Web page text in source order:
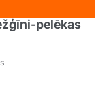
pelēkas